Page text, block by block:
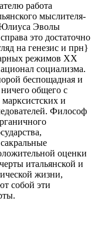
работа
мыслителя-
Эволы
это достаточно
на генезис и прн}
режимов XX
социализма.
беспощадная и
общего с
и
Философ
оценки
итальянской и
жизни,
собой эти